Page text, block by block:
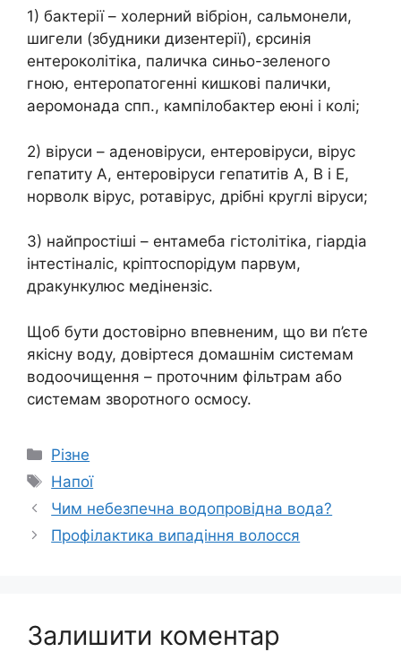
1) бактерії – холерний вібріон, сальмонели,
шигели (збудники дизентерії), єрсинія
ентероколітіка, паличка синьо-зеленого
гною, ентеропатогенні кишкові палички,
аеромонада спп., кампілобактер еюні і колі;
2) віруси – аденовіруси, ентеровіруси, вірус
гепатиту А, ентеровіруси гепатитів А, В і Е,
норволк вірус, ротавірус, дрібні круглі віруси;
3) найпростіші – ентамеба гістолітіка, гіардіа
інтестіналіс, кріптоспорідум парвум,
дракункулюс медінензіс.
Щоб бути достовірно впевненим, що ви п’єте
якісну воду, довіртеся домашнім системам
водоочищення – проточним фільтрам або
системам зворотного осмосу.
Категорії
Різне
Позначки
Напої
Чим небезпечна водопровідна вода?
Профілактика випадіння волосся
Залишити коментар